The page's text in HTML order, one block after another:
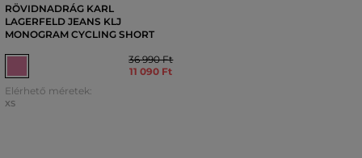
RÖVIDNADRÁG KARL
LAGERFELD JEANS KLJ
MONOGRAM CYCLING SHORT
36 990 Ft
11 090 Ft
Elérhető méretek:
XS